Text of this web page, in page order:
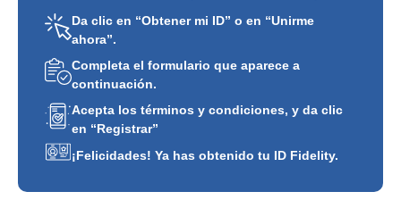
Da clic en “Obtener mi ID” o en “Unirme
ahora”.
Completa el formulario que aparece a
continuación.
Acepta los términos y condiciones, y da clic
en “Registrar”
¡Felicidades! Ya has obtenido tu ID Fidelity.